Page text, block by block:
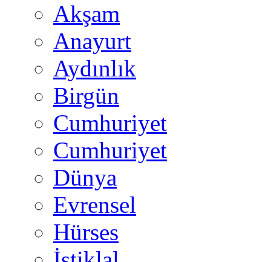
Akşam
Anayurt
Aydınlık
Birgün
Cumhuriyet
Cumhuriyet
Dünya
Evrensel
Hürses